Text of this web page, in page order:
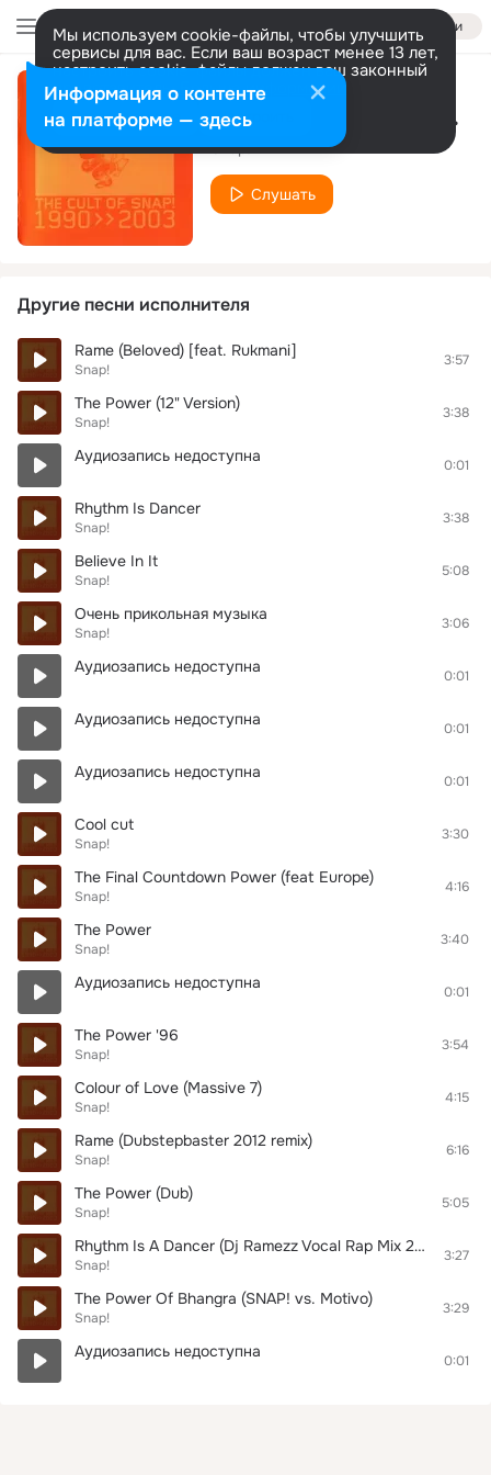
Войти
Мы используем cookie-файлы, чтобы улучшить
сервисы для вас. Если ваш возраст менее 13 лет,
настроить cookie-файлы должен ваш законный
представитель. Больше информации
Разрешить все Настроить Rame ( Tony Igy Remix )
Snap!
Слушать
Другие песни исполнителя
Rame (Beloved) [feat. Rukmani]
Snap!
3:57
The Power (12" Version)
Snap!
3:38
Аудиозапись недоступна 0:01
Rhythm Is Dancer
Snap!
3:38
Believe In It
Snap!
5:08
Очень прикольная музыка
Snap!
3:06
Аудиозапись недоступна 0:01
Аудиозапись недоступна 0:01
Аудиозапись недоступна 0:01
Cool cut
Snap!
3:30
The Final Countdown Power (feat Europe)
Snap!
4:16
The Power
Snap!
3:40
Аудиозапись недоступна 0:01
The Power '96
Snap!
3:54
Colour of Love (Massive 7)
Snap!
4:15
Rame (Dubstepbaster 2012 remix)
Snap!
6:16
The Power (Dub)
Snap!
5:05
Rhythm Is A Dancer (Dj Ramezz Vocal Rap Mix 2020)
Snap!
3:27
The Power Of Bhangra (SNAP! vs. Motivo)
Snap!
3:29
Аудиозапись недоступна 0:01
Информация о контенте
на платформе — здесь